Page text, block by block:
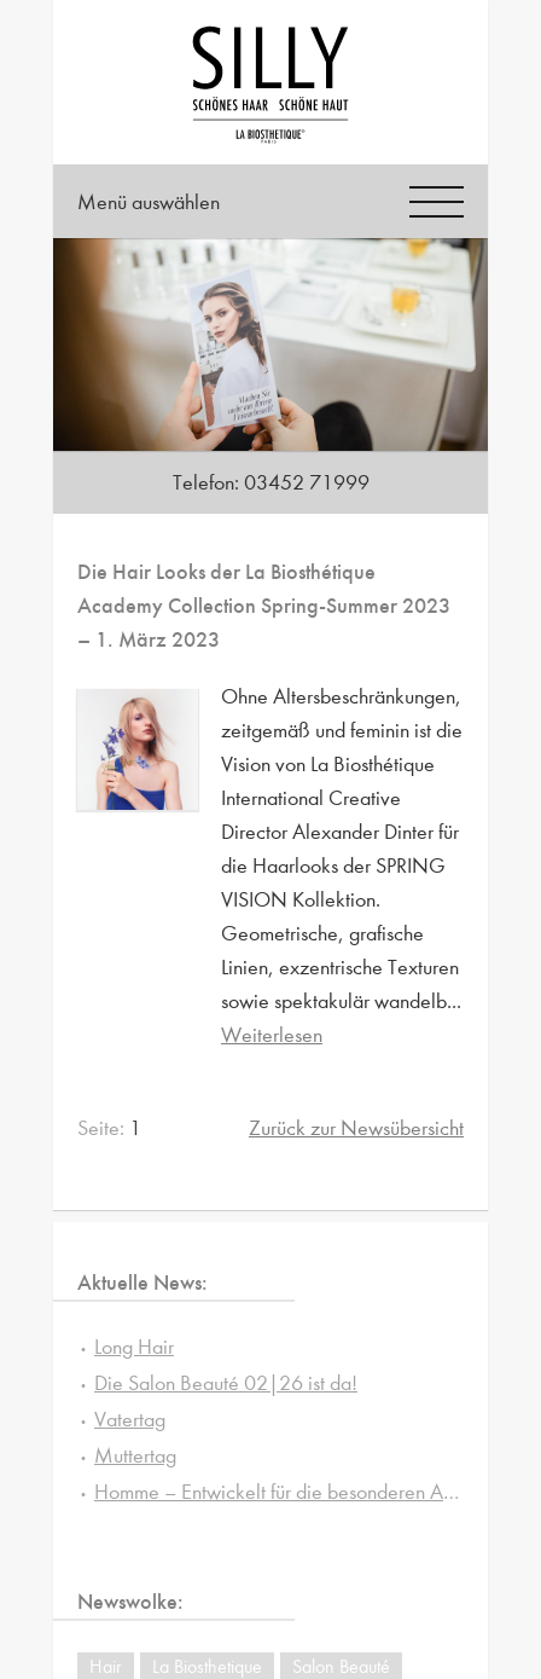
Menü auswählen
Telefon: 03452 71999
Die Hair Looks der La Biosthétique
Academy Collection Spring-Summer 2023
– 1. März 2023
Ohne Altersbeschränkungen,
zeitgemäß und feminin ist die
Vision von La Biosthétique
International Creative
Director Alexander Dinter für
die Haarlooks der SPRING
VISION Kollektion.
Geometrische, grafische
Linien, exzentrische Texturen
sowie spektakulär wandelb...
Weiterlesen
Seite: 1 Zurück zur Newsübersicht
Aktuelle News:
Long Hair
Die Salon Beauté 02|26 ist da!
Vatertag
Muttertag
Homme – Entwickelt für die besonderen Ansprüche von Männerhaut und -haar
Newswolke:
Hair La Biosthetique
Salon Beauté